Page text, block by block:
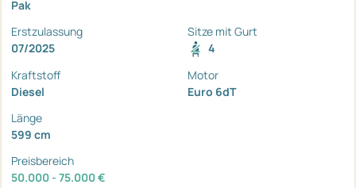
Pak
Erstzulassung
07/2025
Sitze mit Gurt
4
Kraftstoff
Diesel
Motor
Euro 6dT
Länge
599 cm
Preisbereich
50.000 - 75.000 €